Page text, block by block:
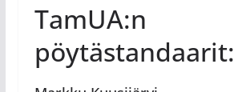
TamUA:n
pöytästandaarit: